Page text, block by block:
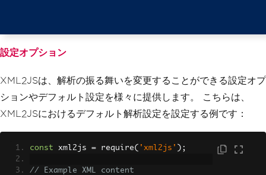
設定オプション
XML2JSは、解析の振る舞いを変更することができる設定オプ
ションやデフォルト設定を様々に提供します。 こちらは、
XML2JSにおけるデフォルト解析設定を設定する例です：
const xml2js = require( 'xml2js' );
// Example XML content